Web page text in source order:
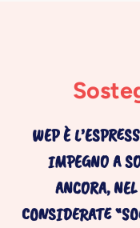
WEP È
IMPEGNO A
ANCORA,
CONSIDERATE